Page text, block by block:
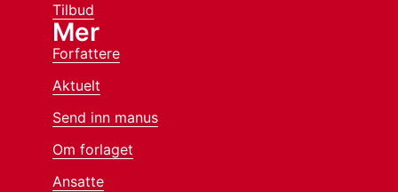
Tilbud
Mer
Forfattere
Aktuelt
Send inn manus
Om forlaget
Ansatte